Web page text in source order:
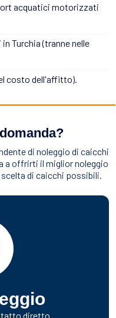
acquatici motorizzati
Turchia (tranne nelle
costo dell'affitto).
di noleggio di caicchi
a offrirti il miglior noleggio
di caicchi possibili.
diretto.